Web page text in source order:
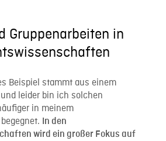
Gruppenarbeiten in
Beispiel stammt aus einem
leider bin ich solchen
in meinem
In den
wird ein großer Fokus auf